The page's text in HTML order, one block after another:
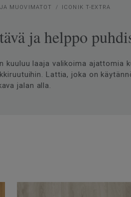
MUOVIMATOT ICONIK T-EXTRA
ja helppo
kuuluu laaja valikoima ajattomia
Lattia, joka on
jalan alla.